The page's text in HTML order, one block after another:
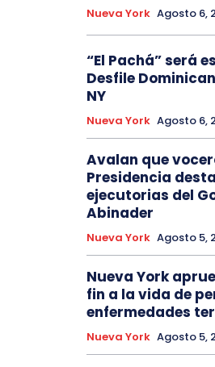
Nueva York Agosto 6,
“El Pachá” será
Desfile
NY
Nueva York Agosto 6,
Avalan que
Presidencia
ejecutorias del
Abinader
Nueva York Agosto 5,
Nueva York
fin a la vida de
enfermedades
Nueva York Agosto 5,